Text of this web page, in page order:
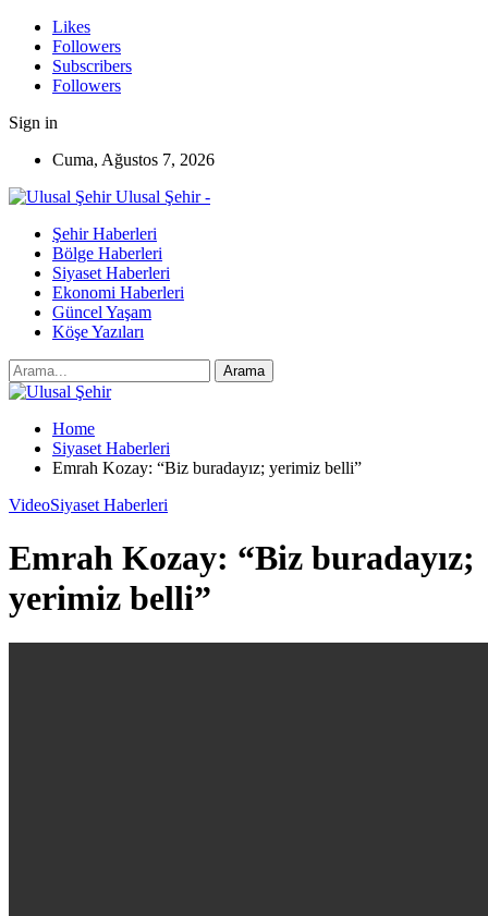
Likes
Followers
Subscribers
Followers
Sign in
Cuma, Ağustos 7, 2026
Ulusal Şehir -
Şehir Haberleri
Bölge Haberleri
Siyaset Haberleri
Ekonomi Haberleri
Güncel Yaşam
Köşe Yazıları
Home
Siyaset Haberleri
Emrah Kozay: “Biz buradayız; yerimiz belli”
VideoSiyaset Haberleri
Emrah Kozay: “Biz buradayız;
yerimiz belli”